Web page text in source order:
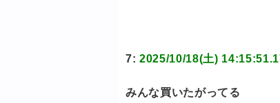
7: 2025/10/18(土)
みんな買いたがってる